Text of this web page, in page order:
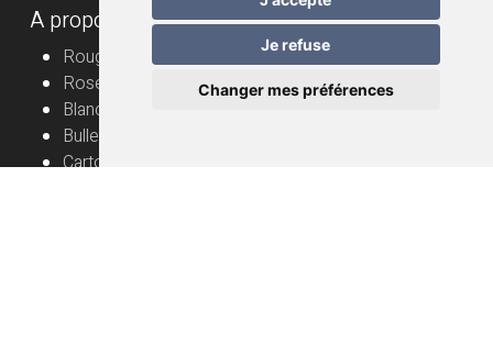
Je refuse
Changer mes préférences
A propos
Rouge
Rosé
Blanc
Bulles
Cartons